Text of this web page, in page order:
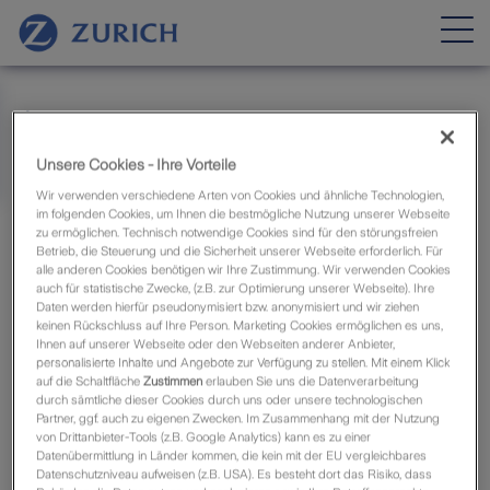
Montageversicherung
Sie möchten Informationen zur Montageversicherung?
Über den unten stehenden Button gelangen Sie zu
unserem Spezialbereich für Industrie- und
Mittelstandskunden.
Nehmen Sie dort gern Kontakt mit unseren
Spezialisten auf, die Ihnen für alle weiteren Fragen zur
Unsere Cookies - Ihre Vorteile
Wir verwenden verschiedene Arten von Cookies und ähnliche Technologien,
im folgenden Cookies, um Ihnen die bestmögliche Nutzung unserer Webseite
zu ermöglichen. Technisch notwendige Cookies sind für den störungsfreien
Betrieb, die Steuerung und die Sicherheit unserer Webseite erforderlich. Für
alle anderen Cookies benötigen wir Ihre Zustimmung. Wir verwenden Cookies
auch für statistische Zwecke, (z.B. zur Optimierung unserer Webseite). Ihre
Daten werden hierfür pseudonymisiert bzw. anonymisiert und wir ziehen
keinen Rückschluss auf Ihre Person. Marketing Cookies ermöglichen es uns,
Ihnen auf unserer Webseite oder den Webseiten anderer Anbieter,
personalisierte Inhalte und Angebote zur Verfügung zu stellen. Mit einem Klick
auf die SchaltflächeZustimmenerlauben Sie uns die Datenverarbeitung
durch sämtliche dieser Cookies durch uns oder unsere technologischen
Partner, ggf. auch zu eigenen Zwecken. Im Zusammenhang mit der Nutzung
von Drittanbieter-Tools (z.B. Google Analytics) kann es zu einer
Datenübermittlung in Länder kommen, die kein mit der EU vergleichbares
Datenschutzniveau aufweisen (z.B. USA). Es besteht dort das Risiko, dass